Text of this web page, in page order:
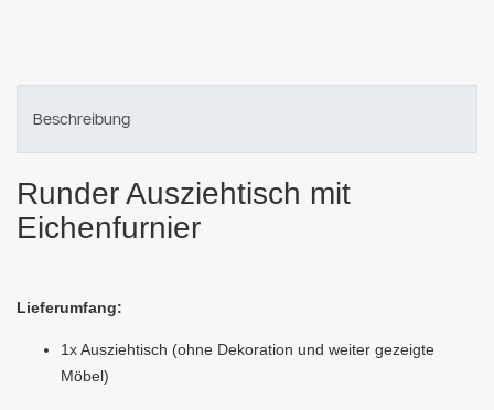
Beschreibung
Runder Ausziehtisch mit
Eichenfurnier
Lieferumfang:
1x Ausziehtisch (ohne Dekoration und weiter gezeigte
Möbel)